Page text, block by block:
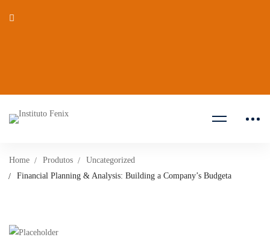
Home Produtos
Uncategorized
Financial Planning & Analysis: Building a Company’s Budgeta